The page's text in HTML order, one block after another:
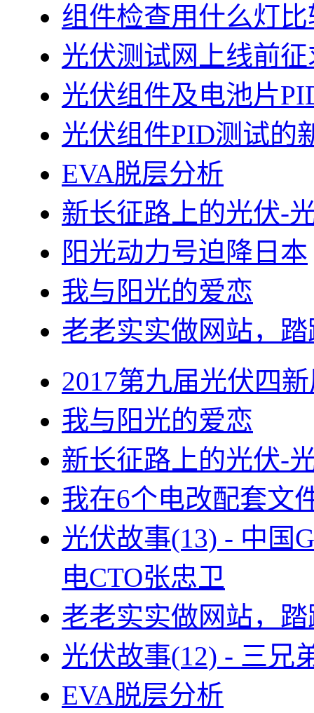
组件检查用什么灯
光伏测试网上线前
光伏组件及电池片
光伏组件PID测试的
EVA脱层分析
新长征路上的光伏-
阳光动力号迫降日本
我与阳光的爱恋
老老实实做网站，
2017第九届光伏四
我与阳光的爱恋
新长征路上的光伏-
我在6个电改配套文
光伏故事(13) - 中国
电CTO张忠卫
老老实实做网站，
光伏故事(12) - 三兄
EVA脱层分析